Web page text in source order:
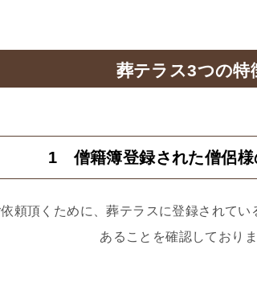
葬テラス3つの特
1 僧籍簿登録された僧侶様
頼頂くために、葬テラスに登録されて
あることを確認しておりま